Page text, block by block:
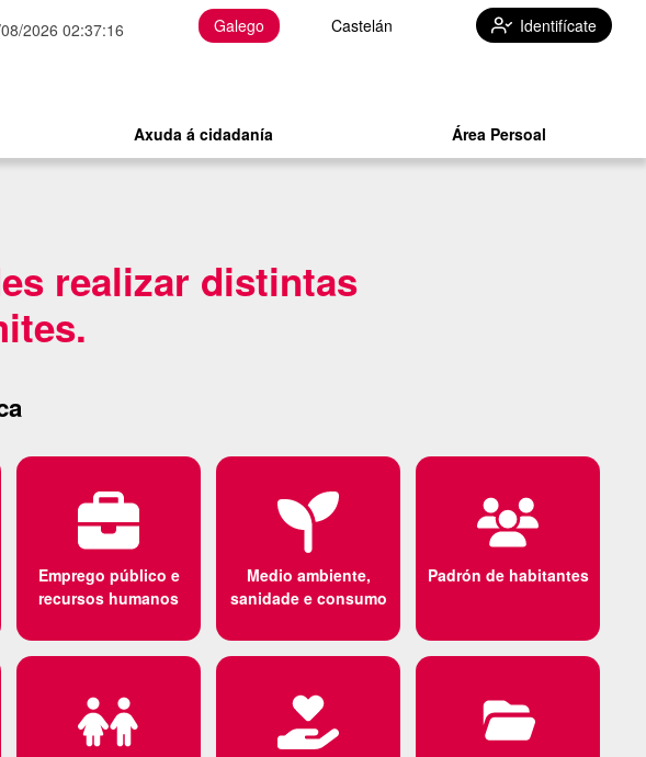
2026 02:37:17 Galego Castelán Identifícate
Axuda á cidadanía Área Persoal
realizar distintas
Emprego público e
recursos humanos
Medio ambiente,
sanidade e consumo
Padrón de habitantes